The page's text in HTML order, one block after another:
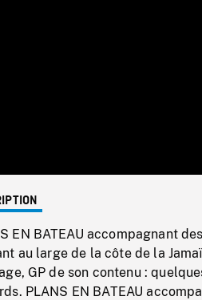
EN BATEAU accompagnant
au large de la côte de la
GP de son contenu :
PLANS EN BATEAU